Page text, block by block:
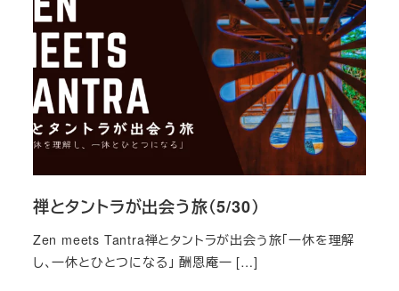
禅とタントラが出会う旅（5/30）
Zen meets Tantra禅とタントラが出会う旅「一休を理解
し、一休とひとつになる」 酬恩庵一 […]